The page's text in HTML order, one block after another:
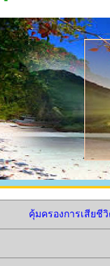
คุ้มครองการเสียชี